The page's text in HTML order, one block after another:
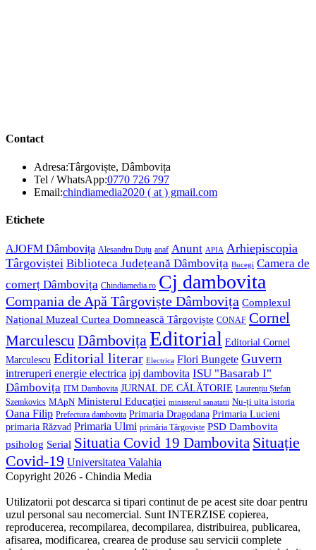
Contact
Adresa:Târgoviște, Dâmbovița
Tel / WhatsApp:0770 726 797Opens
in
Email:chindiamedia2020 ( at ) gmail.comOpens
Etichete
AJOFM Dâmbovița Alesandru Duțu anaf Anunt APIA Arhiepiscopia
Târgoviștei Biblioteca Județeană Dâmbovița Bucegi Camera de
comerț Dâmbovița Chindiamedia.ro Cj dambovita
Compania de Apă Târgoviște Dâmbovița Complexul
Național Muzeal Curtea Domnească Târgoviște CONAF Cornel
Marculescu DâmbovițaEditorial Editorial Cornel
Marculescu Editorial literar Electrica Flori Bungete Guvern
intreruperi energie electrica ipj dambovita ISU "Basarab I"
Dâmbovița ITM Dambovita JURNAL DE CĂLĂTORIE Laurențiu Ștefan
Szemkovics MApN Ministerul Educației ministerul sanatatii Nu-ți uita istoria
Oana Filip Prefectura dambovita Primaria Dragodana Primaria Lucieni
primaria Răzvad Primaria Ulmi primăria Târgoviște PSD Dambovita
psiholog Serial Situatia Covid 19 Dambovita Situație
Covid-19 Universitatea Valahia
Copyright 2026 - Chindia Media
Utilizatorii pot descarca si tipari continut de pe acest site doar pentru
uzul personal sau necomercial. Sunt INTERZISE copierea,
reproducerea, recompilarea, decompilarea, distribuirea, publicarea,
afisarea, modificarea, crearea de produse sau servicii complete